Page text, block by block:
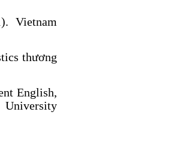
Vietnam
thương
English,